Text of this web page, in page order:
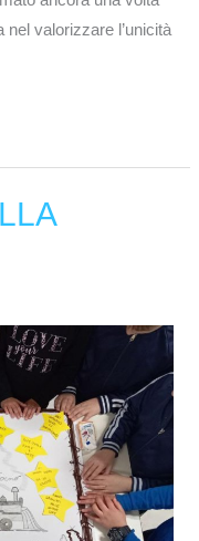
nel valorizzare l’unicità